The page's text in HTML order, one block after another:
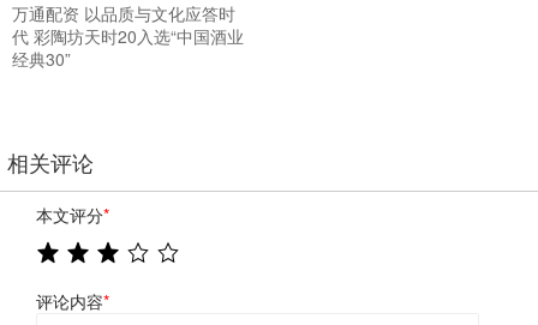
万通配资 以品质与文化应答时
代 彩陶坊天时20入选“中国酒业
经典30”
相关评论
本文评分*
评论内容*